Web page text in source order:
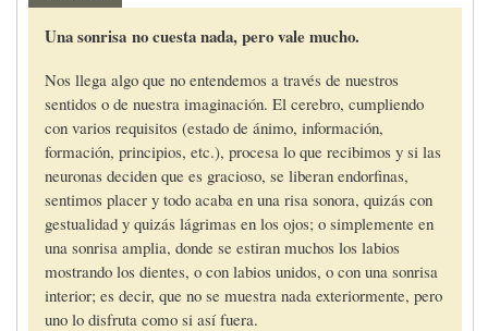
Una sonrisa no cuesta nada, pero vale mucho.
Nos llega algo que no entendemos a través de nuestros
sentidos o de nuestra imaginación. El cerebro, cumpliendo
con varios requisitos (estado de ánimo, información,
formación, principios, etc.), procesa lo que recibimos y si las
neuronas deciden que es gracioso, se liberan endorfinas,
sentimos placer y todo acaba en una risa sonora, quizás con
gestualidad y quizás lágrimas en los ojos; o simplemente en
una sonrisa amplia, donde se estiran muchos los labios
mostrando los dientes, o con labios unidos, o con una sonrisa
interior; es decir, que no se muestra nada exteriormente, pero
uno lo disfruta como si así fuera.